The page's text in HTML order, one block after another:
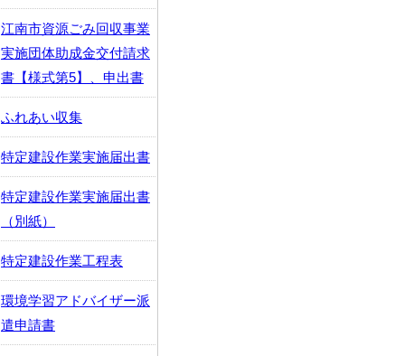
江南市資源ごみ回収事業
実施団体助成金交付請求
書【様式第5】、申出書
ふれあい収集
特定建設作業実施届出書
特定建設作業実施届出書
（別紙）
特定建設作業工程表
環境学習アドバイザー派
遣申請書